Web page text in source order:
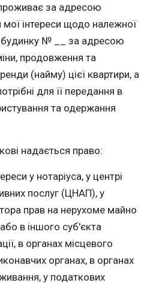
за адресою
інтереси щодо належної
№ __ за адресою
продовження та
(найму) цієї квартири, а
для її передання в
та одержання
надається право:
у нотаріуса, у центрі
послуг (ЦНАП), у
прав на нерухоме майно
в іншого суб'єкта
в органах місцевого
органах, в органах
у податкових